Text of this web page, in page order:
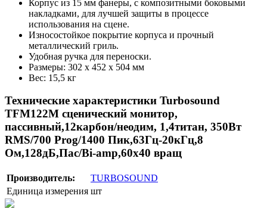
Корпус из 15 мм фанеры, с композитными боковыми
накладками, для лучшей защиты в процессе
использования на сцене.
Износостойкое покрытие корпуса и прочный
металлический гриль.
Удобная ручка для переноски.
Размеры: 302 x 452 x 504 мм
Вес: 15,5 кг
Технические характеристики Turbosound
TFM122M сценический монитор,
пассивный,12карбон/неодим, 1,4титан, 350Вт
RMS/700 Prog/1400 Пик,63Гц-20кГц,8
Ом,128дБ,Пас/Bi-amp,60x40 вращ
Производитель:
TURBOSOUND
Единица измерения шт